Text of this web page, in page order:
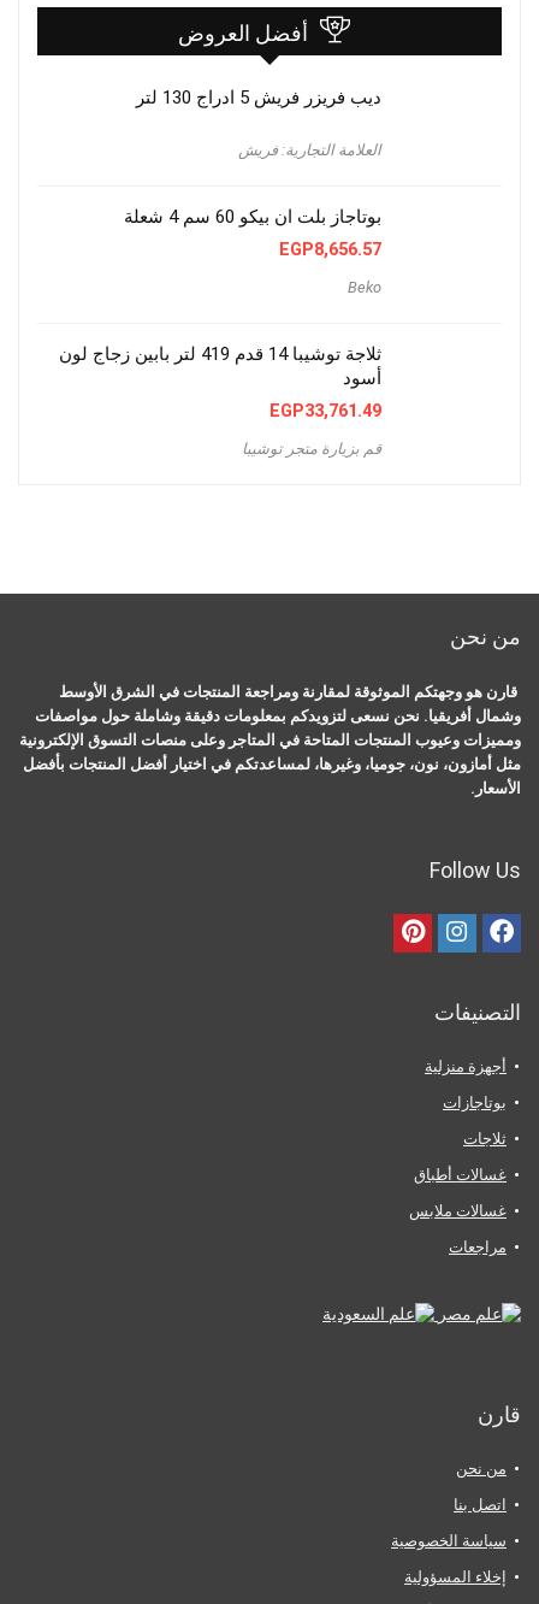
أفضل العروض
ديب فريزر فريش 5 ادراج 130 لتر
العلامة التجارية: فريش
بوتاجاز بلت ان بيكو 60 سم 4 شعلة
EGP8,656.57
Beko
ثلاجة توشيبا 14 قدم 419 لتر بابين زجاج لون
أسود
EGP33,761.49
قم بزيارة متجر توشيبا
من نحن
قارن هو وجهتكم الموثوقة لمقارنة ومراجعة المنتجات في الشرق الأوسط
وشمال أفريقيا. نحن نسعى لتزويدكم بمعلومات دقيقة وشاملة حول مواصفات
ومميزات وعيوب المنتجات المتاحة في المتاجر وعلى منصات التسوق الإلكترونية
مثل أمازون، نون، جوميا، وغيرها، لمساعدتكم في اختيار أفضل المنتجات بأفضل
الأسعار.
Follow Us
التصنيفات
أجهزة منزلية
بوتاجازات
ثلاجات
غسالات أطباق
غسالات ملابس
مراجعات
قارن
من نحن
اتصل بنا
سياسة الخصوصية
إخلاء المسؤولية